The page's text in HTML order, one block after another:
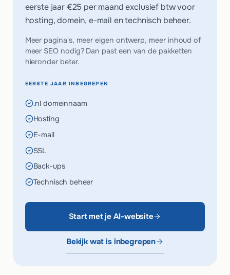
eerste jaar €25 per maandexclusief btw voor
hosting, domein, e-mail en technisch beheer.
Meer pagina's, meer eigen ontwerp, meer inhoud of
meer SEO nodig? Dan past een van de pakketten
hieronder beter.
EERSTE JAAR INBEGREPEN
.nl domeinnaam
Hosting
E-mail
SSL
Back-ups
Technisch beheer
Start met je AI-website
Bekijk wat is inbegrepen